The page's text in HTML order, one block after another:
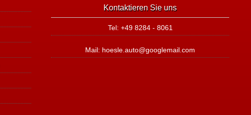
Kontaktieren Sie uns
Tel: +49 8284 - 8061
Mail: hoesle.auto@googlemail.com